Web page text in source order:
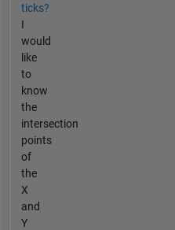
ticks?
I
would
like
to
know
the
intersection
points
of
the
X
and
Y